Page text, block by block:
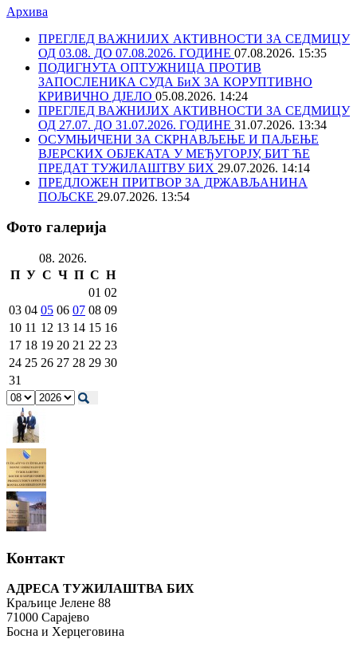
Архива
ПРЕГЛЕД ВАЖНИЈИХ АКТИВНОСТИ ЗА СЕДМИЦУ
ОД 03.08. ДО 07.08.2026. ГОДИНЕ 07.08.2026. 15:35
ПОДИГНУТА ОПТУЖНИЦА ПРОТИВ
ЗАПОСЛЕНИКА СУДА БиХ ЗА КОРУПТИВНО
КРИВИЧНО ДЈЕЛО 05.08.2026. 14:24
ПРЕГЛЕД ВАЖНИЈИХ АКТИВНОСТИ ЗА СЕДМИЦУ
ОД 27.07. ДО 31.07.2026. ГОДИНЕ 31.07.2026. 13:34
ОСУМЊИЧЕНИ ЗА СКРНАВЉЕЊЕ И ПАЉЕЊЕ
ВЈЕРСКИХ ОБЈЕКАТА У МЕЂУГОРЈУ, БИТ ЋЕ
ПРЕДАТ ТУЖИЛАШТВУ БИХ 29.07.2026. 14:14
ПРЕДЛОЖЕН ПРИТВОР ЗА ДРЖАВЉАНИНА
ПОЉСКЕ 29.07.2026. 13:54
Фото галерија
08. 2026.
П У С Ч П С Н
01 02
03 04 05 06 07 08 09
10 11 12 13 14 15 16
17 18 19 20 21 22 23
24 25 26 27 28 29 30
31
Контакт
АДРЕСА ТУЖИЛАШТВА БИХ
Краљице Јелене 88
71000 Сарајево
Босна и Херцеговина